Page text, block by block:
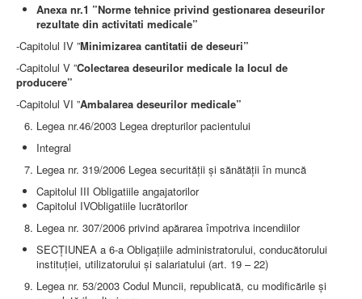
Anexa nr.1 ”Norme tehnice privind gestionarea deseurilor
rezultate din activitati medicale”
-Capitolul IV ”Minimizarea cantitatii de deseuri”
-Capitolul V ”Colectarea deseurilor medicale la locul de
producere”
-Capitolul VI ”Ambalarea deseurilor medicale”
Legea nr.46/2003 Legea drepturilor pacientului
Integral
Legea nr. 319/2006 Legea securităţii şi sănătăţii în muncă
Capitolul III Obligatiile angajatorilor
Capitolul IVObligatiile lucrătorilor
Legea nr. 307/2006 privind apărarea împotriva incendiilor
SECȚIUNEA a 6-a Obligațiile administratorului, conducătorului
instituției, utilizatorului și salariatului (art. 19 – 22)
Legea nr. 53/2003 Codul Muncii, republicată, cu modificările şi